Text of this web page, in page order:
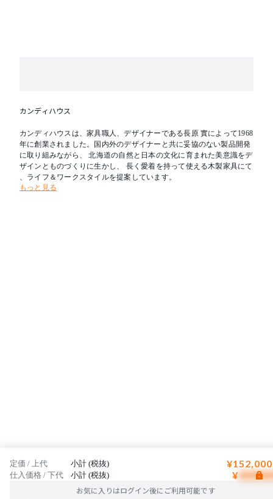
カンディハウス
カンディハウスは、家具職人、デザイナーである長原 實によって1968
年に創業されました。国内外のデザイナーと共に妥協のない製品開発
に取り組みながら、 北海道の自然と日本の文化に育まれた美意識をデ
ザインとものづくりに生かし、 長く愛着を持って使える木製家具にて
、ライフ＆ワークスタイルを提案しています。
もっと見る
定価 / 上代 小計 (税抜)
仕入価格 / 下代 小計 (税抜) ¥
お気に入りはログイン後にご利用可能です